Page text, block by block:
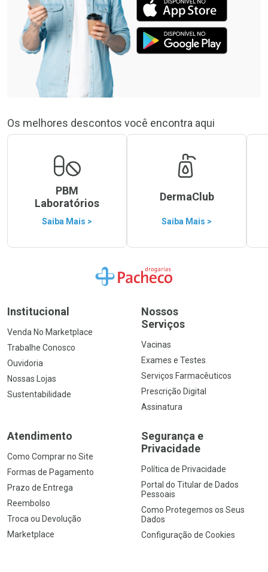
Os melhores descontos você encontra aqui
PBM
Laboratórios
Saiba Mais >
DermaClub
Saiba Mais >
Ir para a Home
Institucional
Venda No Marketplace
Trabalhe Conosco
Ouvidoria
Nossas Lojas
Sustentabilidade
Nossos
Serviços
Vacinas
Exames e Testes
Serviços Farmacêuticos
Prescrição Digital
Assinatura
Atendimento
Como Comprar no Site
Formas de Pagamento
Prazo de Entrega
Reembolso
Troca ou Devolução
Marketplace
Segurança e
Privacidade
Política de Privacidade
Portal do Titular de Dados
Pessoais
Como Protegemos os Seus
Dados
Configuração de Cookies